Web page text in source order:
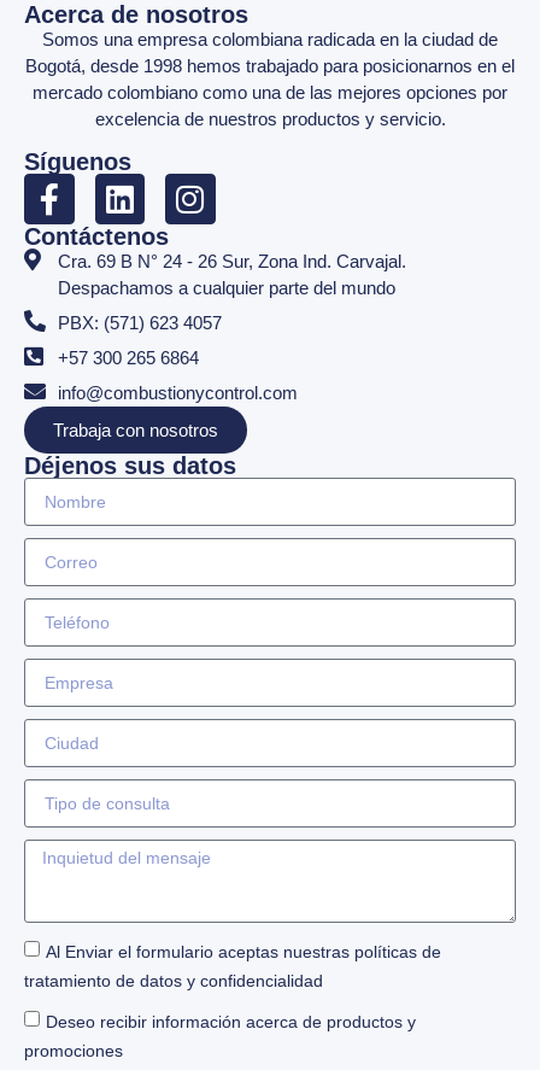
Acerca de nosotros
Somos una empresa colombiana radicada en la ciudad de
Bogotá, desde 1998 hemos trabajado para posicionarnos en el
mercado colombiano como una de las mejores opciones por
excelencia de nuestros productos y servicio.
Síguenos
Contáctenos
Cra. 69 B N° 24 - 26 Sur, Zona Ind. Carvajal.
Despachamos a cualquier parte del mundo
PBX: (571) 623 4057
+57 300 265 6864
info@combustionycontrol.com
Trabaja con nosotros
Déjenos sus datos
Al Enviar el formulario aceptas nuestras políticas de
tratamiento de datos y confidencialidad
Deseo recibir información acerca de productos y
promociones